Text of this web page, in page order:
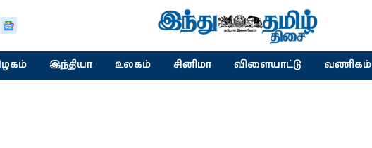
இந்தியா உலகம் சினிமா விளையாட்டு வணிகம்